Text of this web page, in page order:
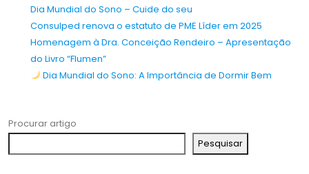
Dia Mundial do Sono – Cuide do seu
Consulped renova o estatuto de PME Líder em 2025
Homenagem à Dra. Conceição Rendeiro – Apresentação
do Livro “Flumen”
Dia Mundial do Sono: A Importância de Dormir Bem
Procurar artigo
Pesquisar